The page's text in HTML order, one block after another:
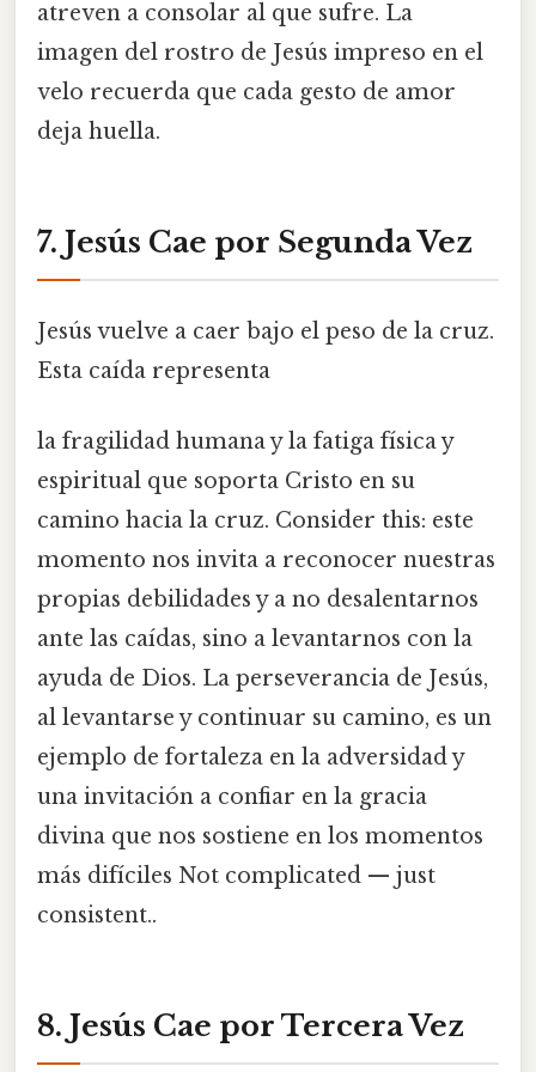
atreven a consolar al que sufre. La
imagen del rostro de Jesús impreso en el
velo recuerda que cada gesto de amor
deja huella.
7. Jesús Cae por Segunda Vez
Jesús vuelve a caer bajo el peso de la cruz.
Esta caída representa
la fragilidad humana y la fatiga física y
espiritual que soporta Cristo en su
camino hacia la cruz. Consider this: este
momento nos invita a reconocer nuestras
propias debilidades y a no desalentarnos
ante las caídas, sino a levantarnos con la
ayuda de Dios. La perseverancia de Jesús,
al levantarse y continuar su camino, es un
ejemplo de fortaleza en la adversidad y
una invitación a confiar en la gracia
divina que nos sostiene en los momentos
más difíciles Not complicated — just
consistent..
8. Jesús Cae por Tercera Vez